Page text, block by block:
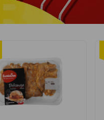
dia